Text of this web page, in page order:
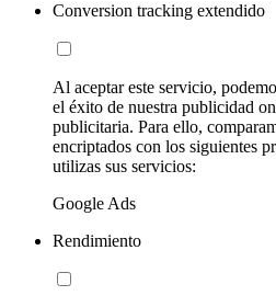
Conversion tracking extendido
Al aceptar este servicio,
el éxito de nuestra publicidad
publicitaria. Para ello,
encriptados con los siguientes
utilizas sus servicios:
Google Ads
Rendimiento